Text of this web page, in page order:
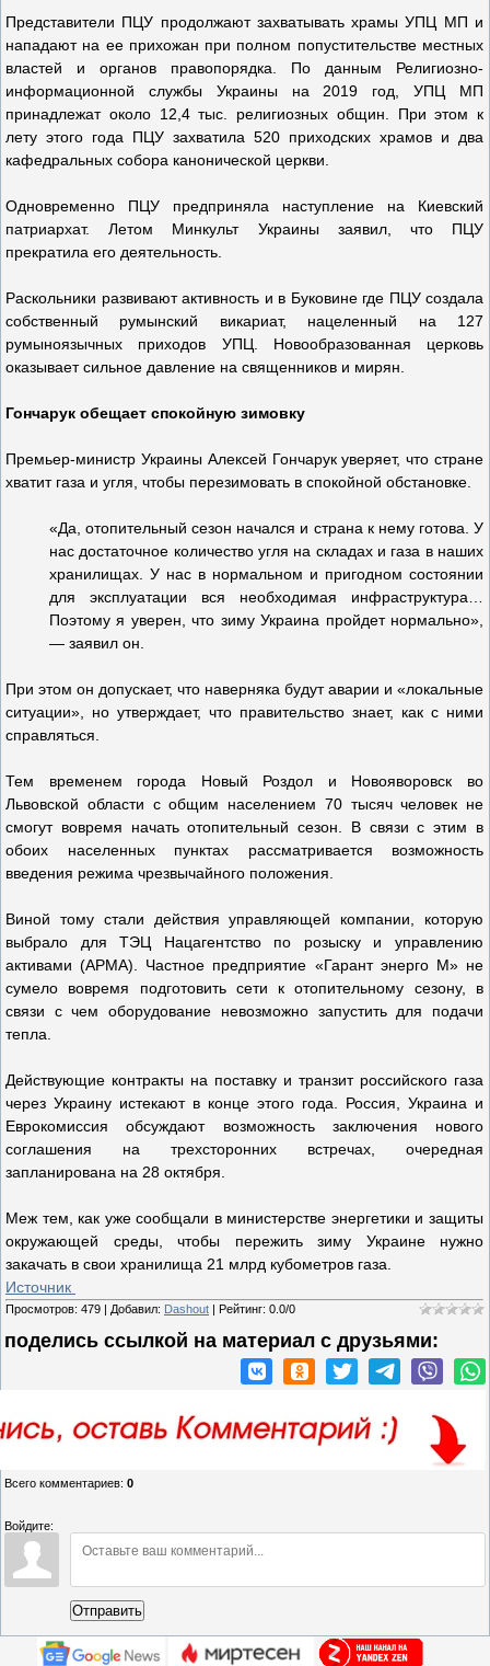
Представители ПЦУ продолжают захватывать храмы УПЦ МП и
нападают на ее прихожан при полном попустительстве местных
властей и органов правопорядка. По данным Религиозно-
информационной службы Украины на 2019 год, УПЦ МП
принадлежат около 12,4 тыс. религиозных общин. При этом к
лету этого года ПЦУ захватила 520 приходских храмов и два
кафедральных собора канонической церкви.
Одновременно ПЦУ предприняла наступление на Киевский
патриархат. Летом Минкульт Украины заявил, что ПЦУ
прекратила его деятельность.
Раскольники развивают активность и в Буковине где ПЦУ создала
собственный румынский викариат, нацеленный на 127
румыноязычных приходов УПЦ. Новообразованная церковь
оказывает сильное давление на священников и мирян.
Гончарук обещает спокойную зимовку
Премьер-министр Украины Алексей Гончарук уверяет, что стране
хватит газа и угля, чтобы перезимовать в спокойной обстановке.
«Да, отопительный сезон начался и страна к нему готова. У
нас достаточное количество угля на складах и газа в наших
хранилищах. У нас в нормальном и пригодном состоянии
для эксплуатации вся необходимая инфраструктура…
Поэтому я уверен, что зиму Украина пройдет нормально»,
— заявил он.
При этом он допускает, что наверняка будут аварии и «локальные
ситуации», но утверждает, что правительство знает, как с ними
справляться.
Тем временем города Новый Роздол и Новояворовск во
Львовской области с общим населением 70 тысяч человек не
смогут вовремя начать отопительный сезон. В связи с этим в
обоих населенных пунктах рассматривается возможность
введения режима чрезвычайного положения.
Виной тому стали действия управляющей компании, которую
выбрало для ТЭЦ Нацагентство по розыску и управлению
активами (АРМА). Частное предприятие «Гарант энерго М» не
сумело вовремя подготовить сети к отопительному сезону, в
связи с чем оборудование невозможно запустить для подачи
тепла.
Действующие контракты на поставку и транзит российского газа
через Украину истекают в конце этого года. Россия, Украина и
Еврокомиссия обсуждают возможность заключения нового
соглашения на трехсторонних встречах, очередная
запланирована на 28 октября.
Меж тем, как уже сообщали в министерстве энергетики и защиты
окружающей среды, чтобы пережить зиму Украине нужно
закачать в свои хранилища 21 млрд кубометров газа.
Источник
Просмотров: 479 | Добавил: Dashout | Рейтинг: 0.0/0
поделись ссылкой на материал c друзьями:
Всего комментариев: 0
Войдите:
Отправить